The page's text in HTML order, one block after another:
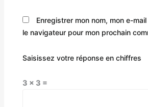
Enregistrer mon nom, mon e-
le navigateur pour mon prochain
Saisissez votre réponse en chiffres
3 × 3 =